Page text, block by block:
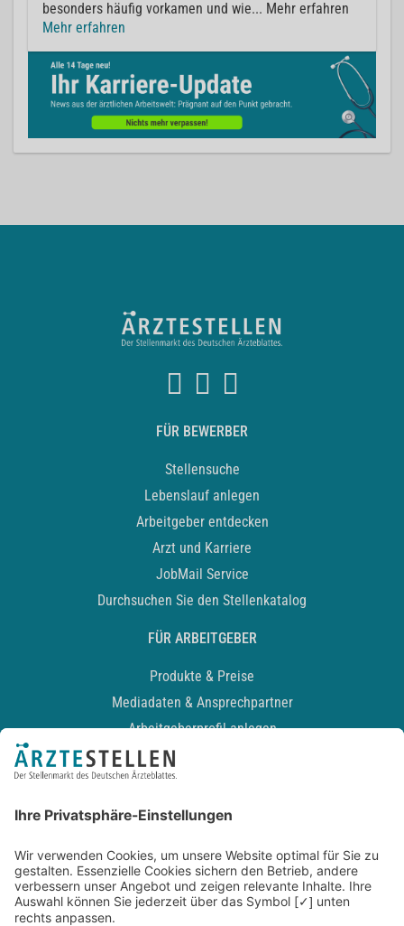
besonders häufig vorkamen und wie... Mehr erfahren
Mehr erfahren
FÜR BEWERBER
Stellensuche
Lebenslauf anlegen
Arbeitgeber entdecken
Arzt und Karriere
JobMail Service
Durchsuchen Sie den Stellenkatalog
FÜR ARBEITGEBER
Produkte & Preise
Mediadaten & Ansprechpartner
Arbeitgeberprofil anlegen
Recruiting-Podcast
Kontakt
Datenschutz
Newsletter